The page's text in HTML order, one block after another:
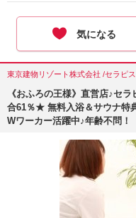
気になる
東京建物リゾート株式会社 /セラピス
《おふろの王様》直営店♪セ
合61％★ 無料入浴＆サウナ特
Wワーカー活躍中♪年齢不問！